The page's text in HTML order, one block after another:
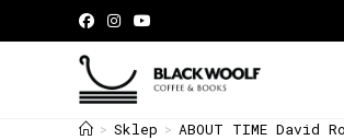
> Sklep > ABOUT TIME David